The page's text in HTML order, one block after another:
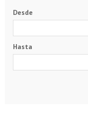
Desde
Hasta